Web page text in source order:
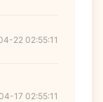
22 02:55:11
17 02:55:11